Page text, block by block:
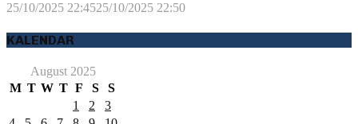
25/10/2025 22:4525/10/2025 22:50
KALENDAR
August 2025
M T W T F S
S
1
2
3